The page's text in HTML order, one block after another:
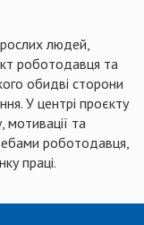
людей,
роботодавця та
обидві сторони
У центрі проєкту
мотивації та
роботодавця,
праці.